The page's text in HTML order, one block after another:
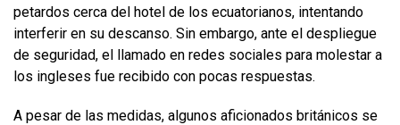
petardos cerca del hotel de los ecuatorianos, intentando
interferir en su descanso. Sin embargo, ante el despliegue
de seguridad, el llamado en redes sociales para molestar a
los ingleses fue recibido con pocas respuestas.
A pesar de las medidas, algunos aficionados británicos se